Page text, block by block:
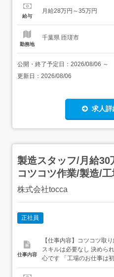
ト・撮影同行└ サムネイ
給与
月給28万円～35万円
勤務地
千葉県 匝瑳市
公開・終了予定日： 2026/08/06 ～
更新日： 2026/08/06
求人詳
製造スタッフ/月給
コツコツ作業/製造/
株式会社tocca
正社員
仕事内容
【仕事内容】コツコツ取
スキルは必要なし 決めら
心です 「工場のお仕事は初めて…」そんな方も安心して始
められる、カンタン軽作業が中心です